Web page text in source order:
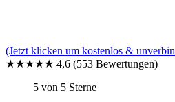
(Jetzt klicken um kostenlos &
★★★★★ 4,6 (553 Bewertungen)
5 von 5 Sterne